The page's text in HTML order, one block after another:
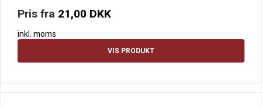
Pris fra 21,00 DKK
inkl. moms
VIS PRODUKT